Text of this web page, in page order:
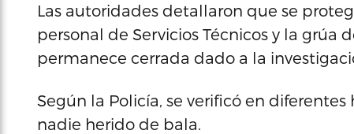
Las autoridades detallaron que se
personal de Servicios Técnicos y la grúa
permanece cerrada dado a la
Según la Policía, se verificó en
nadie herido de bala.